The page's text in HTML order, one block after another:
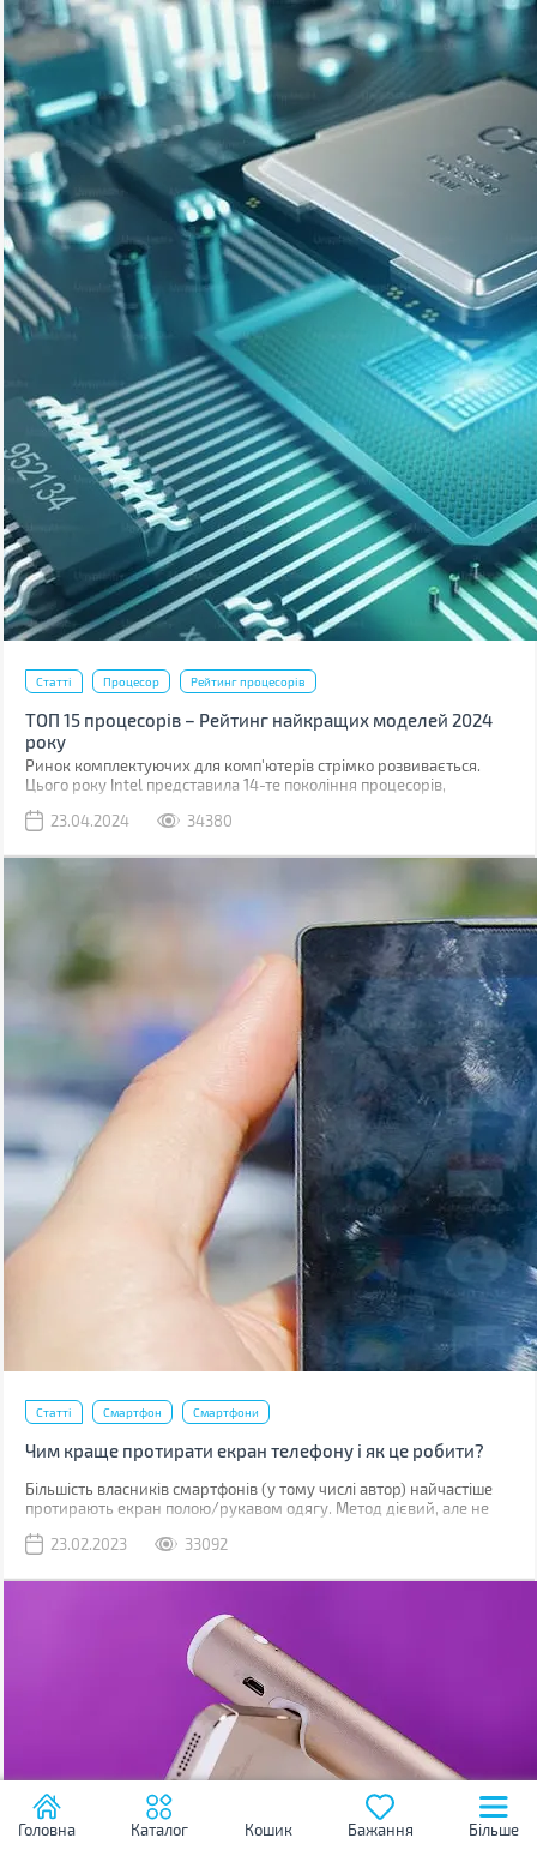
Статті Процесор Рейтинг процесорів
ТОП 15 процесорів – Рейтинг найкращих моделей 2024
року
Ринок комплектуючих для комп'ютерів стрімко розвивається.
Цього року Intel представила 14-те покоління процесорів,
рішення для платформ з підтримкою шини обміну даними PCI 5.0
23.04.2024 34380
Статті Смартфон Смартфони
Чим краще протирати екран телефону і як це робити?
Більшість власників смартфонів (у тому числі автор) найчастіше
протирають екран полою/рукавом одягу. Метод дієвий, але не
уважно придивитесь до дисплея, скоріше за все побачите
очищення.
23.02.2023 33092
Головна Каталог Кошик Бажання Більше